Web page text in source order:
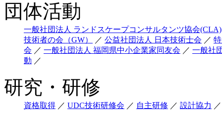
団体活動
一般社団法人 ランドスケープコンサルタンツ協会(CLA)
技術者の会（GW）
／ 公益社団法人 日本技術士会 ／
会 ／ 一般社団法人 福岡県中小企業家同友会 ／ 一般社
動 ／
研究・研修
資格取得 ／ UDC技術研修会 ／ 自主研修 ／ 設計協力 ／